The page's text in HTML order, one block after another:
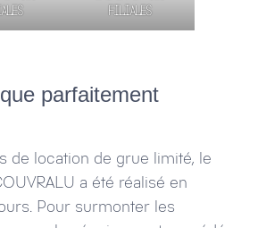
filiales
parfaitement
de location de grue limité, le
a été réalisé en
Pour surmonter les